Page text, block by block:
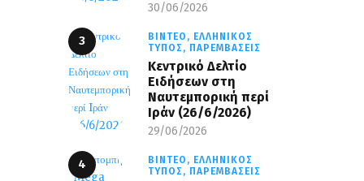
30/06/2026
ΒΊΝΤΕΟ, ΕΛΛΗΝΙΚΌΣ
ΤΎΠΟΣ, ΠΑΡΕΜΒΆΣΕΙΣ
Κεντρικό Δελτίο
Ειδήσεων στη
Ναυτεμπορική περί
Iράν (26/6/2026)
29/06/2026
ΒΊΝΤΕΟ, ΕΛΛΗΝΙΚΌΣ
ΤΎΠΟΣ, ΠΑΡΕΜΒΆΣΕΙΣ